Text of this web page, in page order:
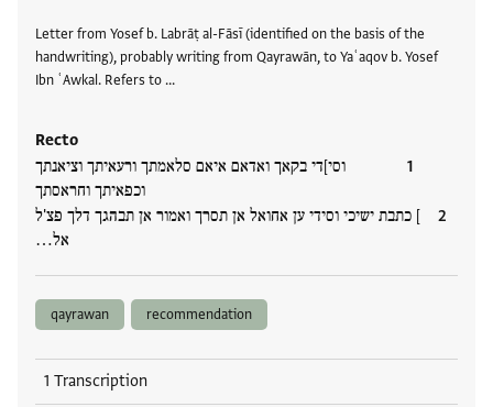
Letter from Yosef b. Labrāṭ al-Fāsī (identified on the basis of the
handwriting), probably writing from Qayrawān, to Yaʿaqov b. Yosef
Ibn ʿAwkal. Refers to …
Recto
וסי]די בקאך ואדאם איאם סלאמתך ורעאיתך וציאנתך
וכפאיתך וחראסתך
] כתבת ישיכי וסידי ען אחואל אן תסרך ואמור אן תבהגך דלך פצ'ל
אל…
qayrawan recommendation
1 Transcription